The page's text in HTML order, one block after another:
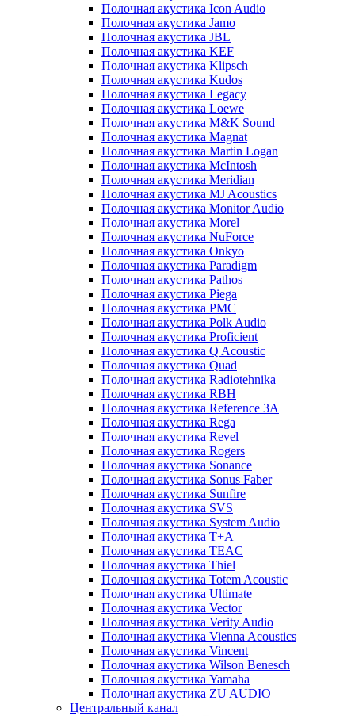
Полочная акустика Icon Audio
Полочная акустика Jamo
Полочная акустика JBL
Полочная акустика KEF
Полочная акустика Klipsch
Полочная акустика Kudos
Полочная акустика Legacy
Полочная акустика Loewe
Полочная акустика M&K Sound
Полочная акустика Magnat
Полочная акустика Martin Logan
Полочная акустика McIntosh
Полочная акустика Meridian
Полочная акустика MJ Acoustics
Полочная акустика Monitor Audio
Полочная акустика Morel
Полочная акустика NuForce
Полочная акустика Onkyo
Полочная акустика Paradigm
Полочная акустика Pathos
Полочная акустика Piega
Полочная акустика PMC
Полочная акустика Polk Audio
Полочная акустика Proficient
Полочная акустика Q Acoustic
Полочная акустика Quad
Полочная акустика Radiotehnika
Полочная акустика RBH
Полочная акустика Reference 3A
Полочная акустика Rega
Полочная акустика Revel
Полочная акустика Rogers
Полочная акустика Sonance
Полочная акустика Sonus Faber
Полочная акустика Sunfire
Полочная акустика SVS
Полочная акустика System Audio
Полочная акустика T+A
Полочная акустика TEAC
Полочная акустика Thiel
Полочная акустика Totem Acoustic
Полочная акустика Ultimate
Полочная акустика Vector
Полочная акустика Verity Audio
Полочная акустика Vienna Acoustics
Полочная акустика Vincent
Полочная акустика Wilson Benesch
Полочная акустика Yamaha
Полочная акустика ZU AUDIO
Центральный канал